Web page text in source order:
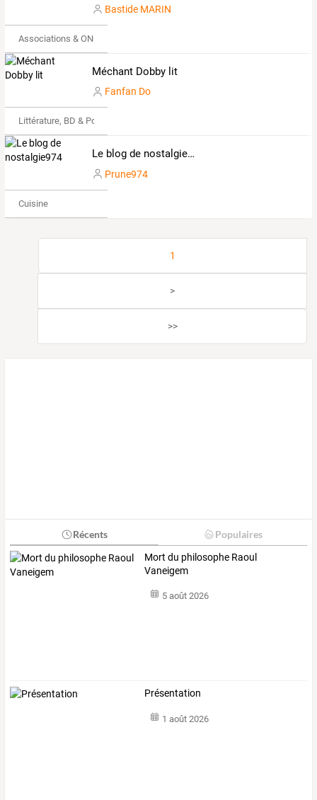
Bastide MARIN
Associations & ONG
Méchant Dobby lit
Fanfan Do
Littérature, BD & Poésie
Le blog de nostalgie974
Prune974
Cuisine
1
>
>>
Récents Populaires
Mort du philosophe Raoul
Vaneigem
5 août 2026
Présentation
1 août 2026